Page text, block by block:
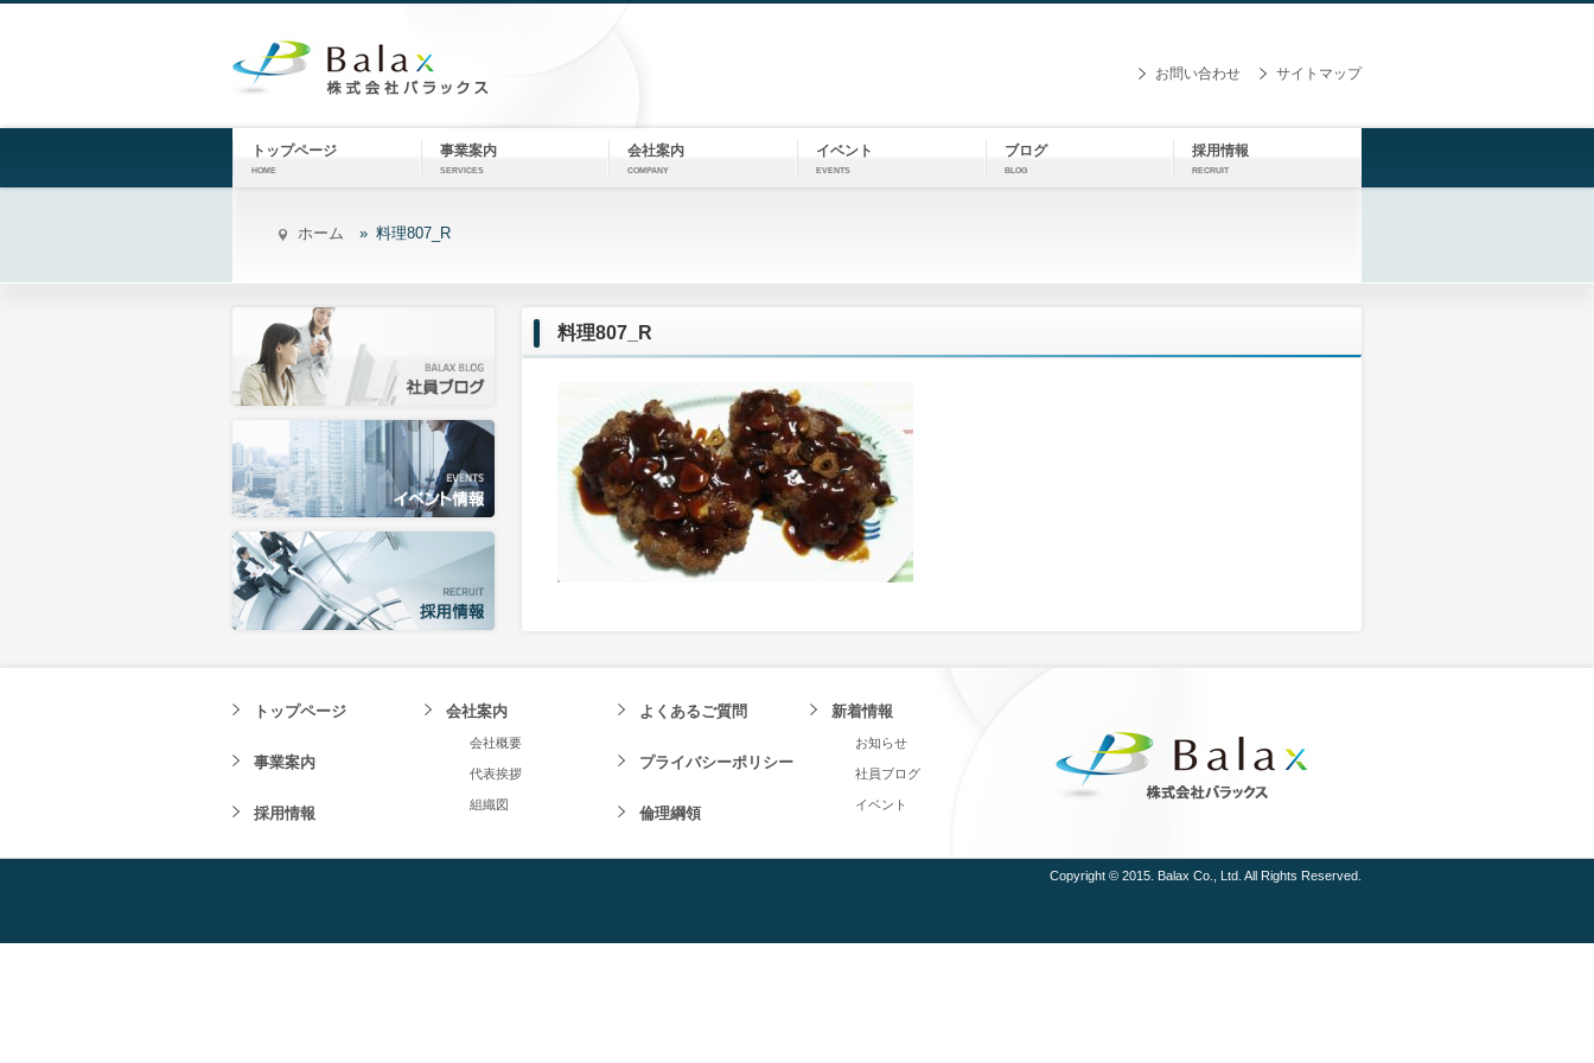
お問い合わせ サイトマップ
トップページ
HOME
事業案内
SERVICES
会社案内
COMPANY
イベント
EVENTS
ブログ
BLOG
採用情報
RECRUIT
ホーム 料理807_R
料理807_R
トップページ
事業案内
採用情報
会社案内
会社概要
代表挨拶
組織図
よくあるご質問
プライバシーポリシー
倫理綱領
新着情報
お知らせ
社員ブログ
イベント
Copyright © 2015. Balax Co., Ltd. All Rights Reserved.